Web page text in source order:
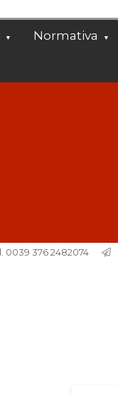
Normativa
0039 376 2482074